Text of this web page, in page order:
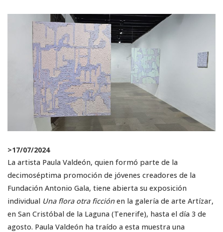
>17/07/2024
La artista Paula Valdeón, quien formó parte de la
decimoséptima promoción de jóvenes creadores de la
Fundación Antonio Gala, tiene abierta su exposición
individual Una flora otra ficciónen la galería de arte Artízar,
en San Cristóbal de la Laguna (Tenerife), hasta el día 3 de
agosto. Paula Valdeón ha traído a esta muestra una